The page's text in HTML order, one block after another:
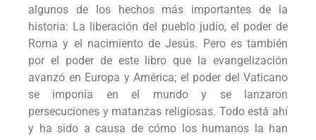
algunos de los hechos más importantes de la
historia: La liberación del pueblo judío, el poder de
Roma y el nacimiento de Jesús. Pero es también
por el poder de este libro que la evangelización
avanzó en Europa y América; el poder del Vaticano
se imponía en el mundo y se lanzaron
persecuciones y matanzas religiosas. Todo está ahí
y ha sido a causa de cómo los humanos la han